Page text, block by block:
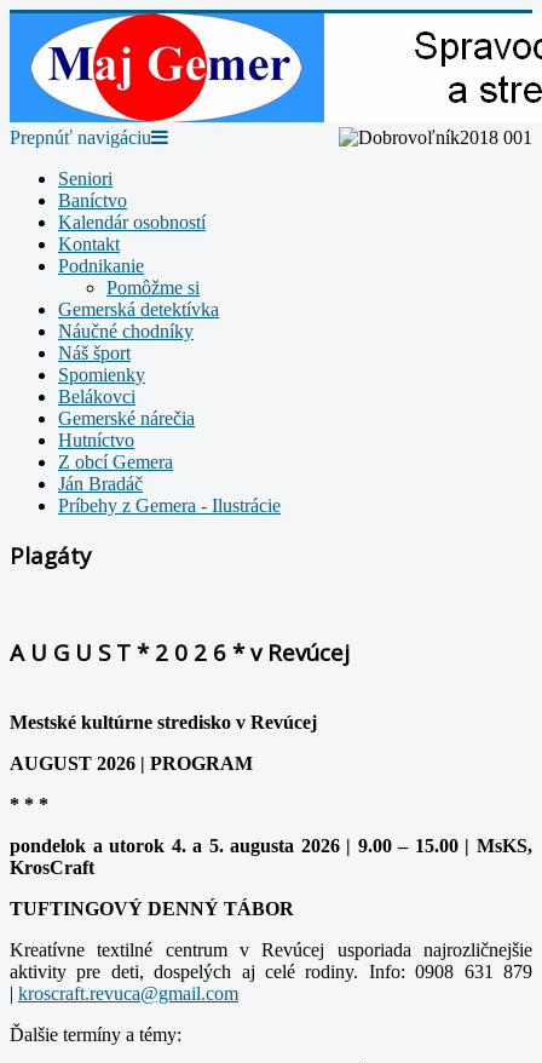
Prepnúť navigáciu
Seniori
Baníctvo
Kalendár osobností
Kontakt
Podnikanie
Pomôžme si
Gemerská detektívka
Náučné chodníky
Náš šport
Spomienky
Belákovci
Gemerské nárečia
Hutníctvo
Z obcí Gemera
Ján Bradáč
Príbehy z Gemera - Ilustrácie
Plagáty
A U G U S T * 2 0 2 6 * v Revúcej
Mestské kultúrne stredisko v Revúcej
AUGUST 2026 | PROGRAM
* * *
pondelok a utorok 4. a 5. augusta 2026 | 9.00 – 15.00 | MsKS,
KrosCraft
TUFTINGOVÝ DENNÝ TÁBOR
Kreatívne textilné centrum v Revúcej usporiada najrozličnejšie
aktivity pre deti, dospelých aj celé rodiny. Info: 0908 631 879
|
Ďalšie termíny a témy: